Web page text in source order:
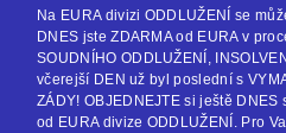
Na EURA divizi ODDLUŽENÍ se
DNES jste ZDARMA od EURA v
SOUDNÍHO ODDLUŽENÍ,
včerejší DEN už byl poslední s
ZÁDY! OBJEDNEJTE si ještě
od EURA divize ODDLUŽENÍ. Pro